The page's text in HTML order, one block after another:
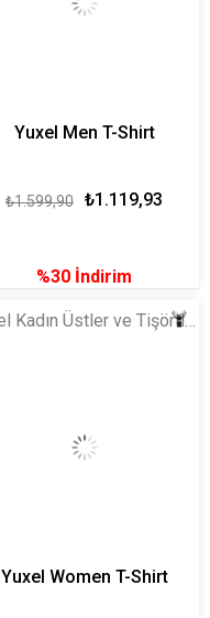
Yuxel Men T-Shirt
₺1.119,93
₺1.599,90
%30 İndirim
Yuxel Kadın Üstler ve Tişörtler
Yuxel Women T-Shirt